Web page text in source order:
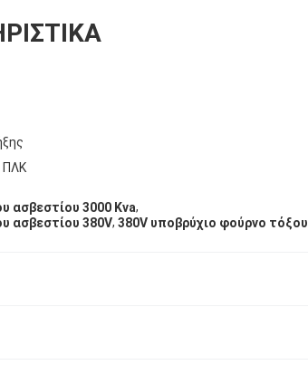
ΠΛΚ
ασβεστίου 3000 Kva,
ασβεστίου 380V, 380V υποβρύχιο φούρνο τόξου